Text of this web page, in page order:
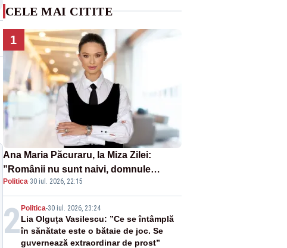
CELE MAI CITITE
1
Ana Maria Păcuraru, la Miza Zilei:
”Românii nu sunt naivi, domnule
premier Bolojan”
Politica·30 iul. 2026, 22:15
2Politica-30 iul. 2026, 23:24
Lia Olguța Vasilescu: ”Ce se întâmplă
în sănătate este o bătaie de joc. Se
guvernează extraordinar de prost”